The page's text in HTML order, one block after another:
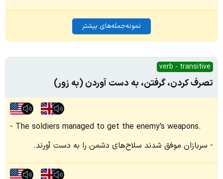
نمونه‌جمله‌های بیشتر
verb - transitive
تصرف کردن، گرفتن، به‌ دست آوردن (به زور)
The soldiers managed to get the enemy's weapons.
سربازان موفق شدند سلاح‌های دشمن را به دست آورند.